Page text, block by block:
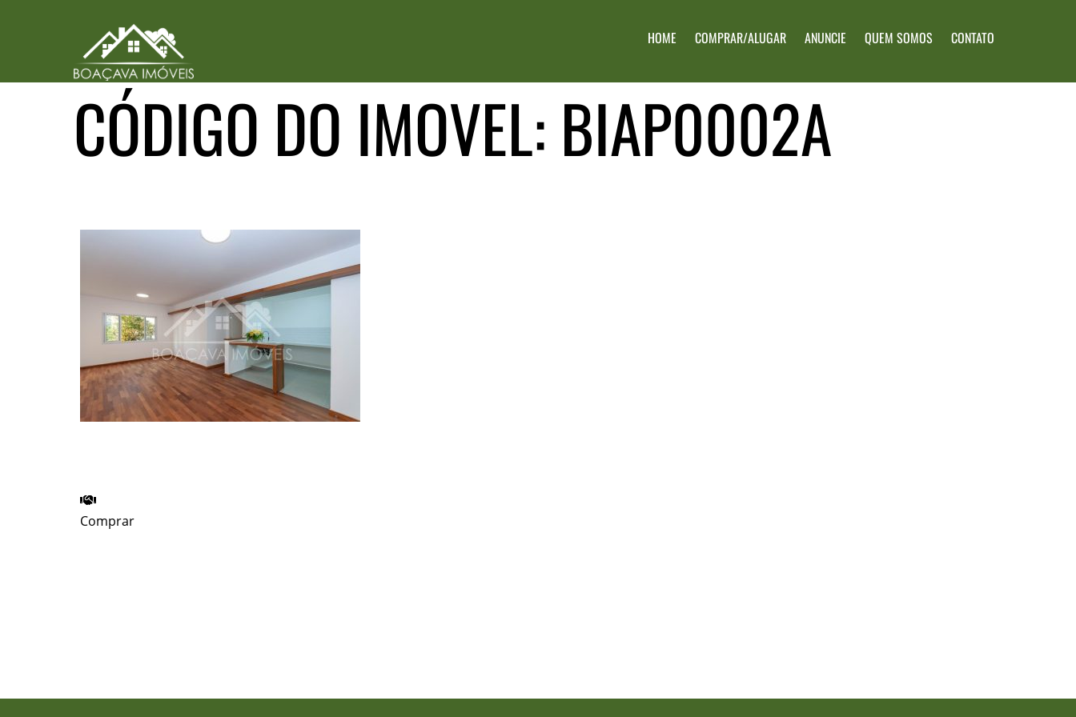
HOME COMPRAR/ALUGAR ANUNCIE QUEM SOMOS CONTATO
CÓDIGO DO IMOVEL: BIAP0002A
Comprar